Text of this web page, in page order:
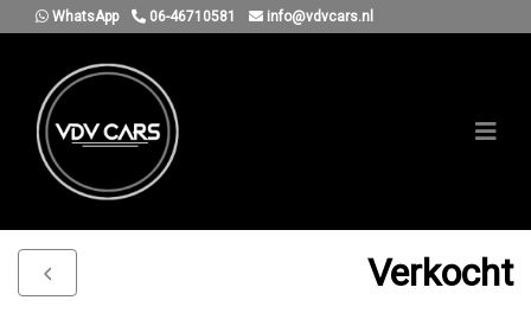
WhatsApp 06-46710581 info@vdvcars.nl
Verkocht